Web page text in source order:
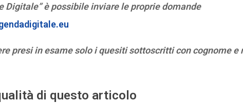
Digitale” è possibile inviare le proprie domande
presi in esame solo i quesiti sottoscritti con cognome e
di questo articolo